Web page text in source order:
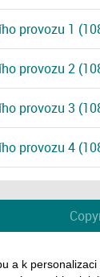
provozu 1
provozu 2
provozu 3
provozu 4
a k